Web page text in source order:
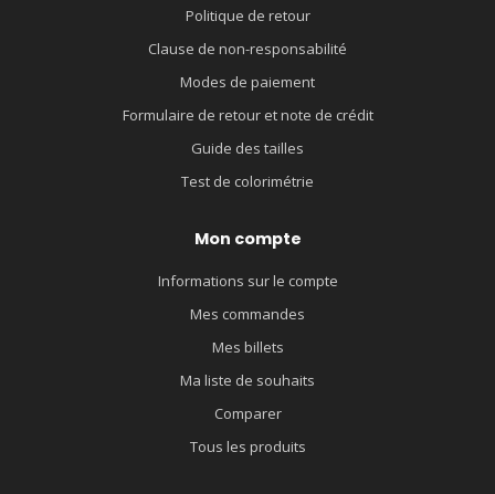
Politique de retour
Clause de non-responsabilité
Modes de paiement
Formulaire de retour et note de crédit
Guide des tailles
Test de colorimétrie
Mon compte
Informations sur le compte
Mes commandes
Mes billets
Ma liste de souhaits
Comparer
Tous les produits